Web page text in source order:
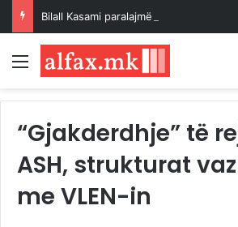
Menu
“Gjakderdhje” të
ASH, strukturat
me VLEN-in